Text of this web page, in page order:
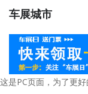
车展城市
这是PC页面，为了更